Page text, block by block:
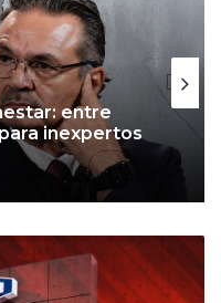
entre
inexpertos